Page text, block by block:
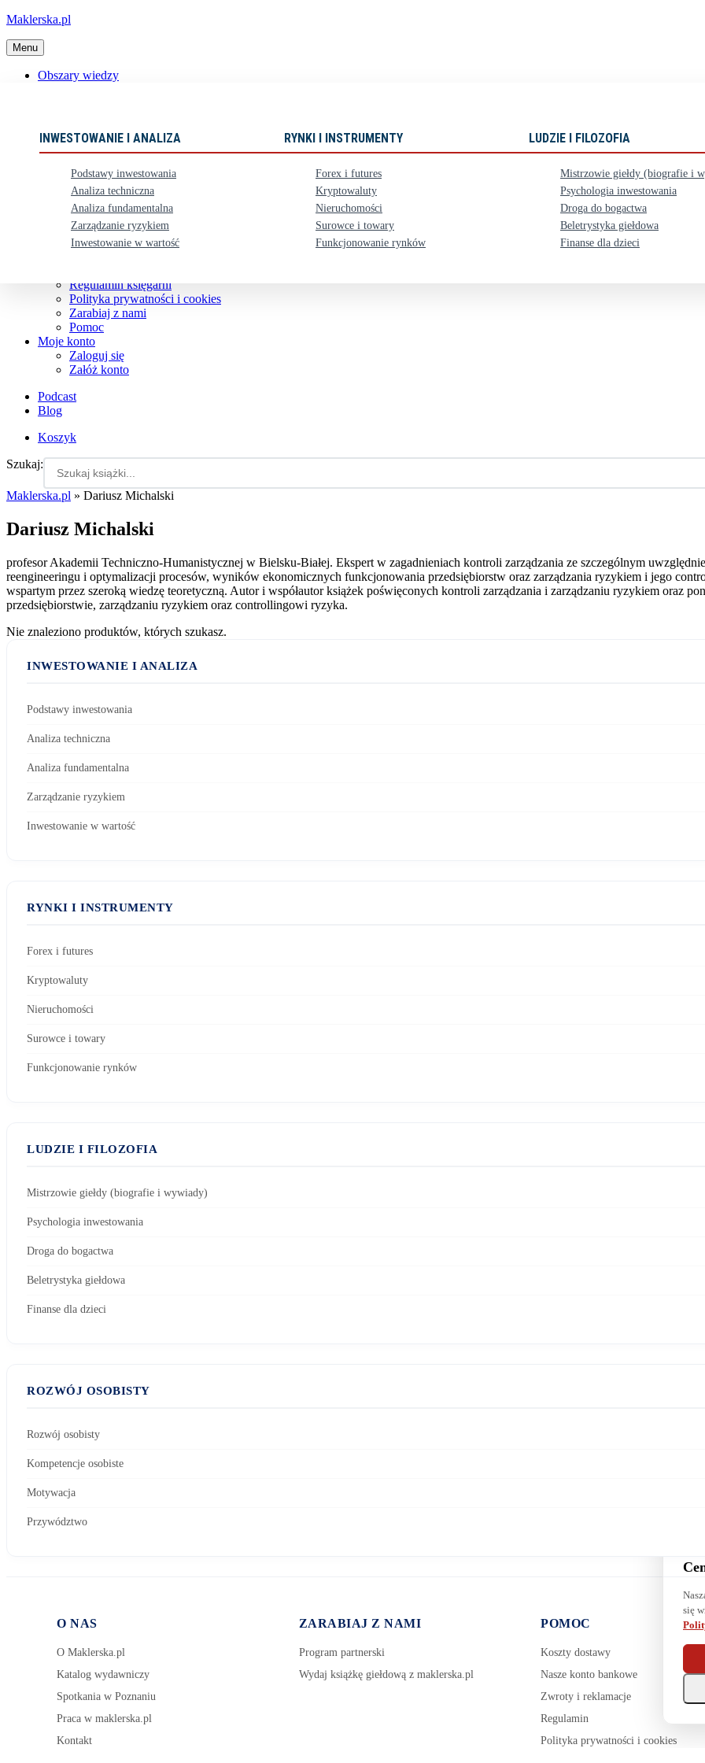
Maklerska.pl
Menu
Obszary wiedzy
INWESTOWANIE I ANALIZA
Podstawy inwestowania
Analiza techniczna
Analiza fundamentalna
Zarządzanie ryzykiem
Inwestowanie w wartość
RYNKI I INSTRUMENTY
Forex i futures
Kryptowaluty
Nieruchomości
Surowce i towary
Funkcjonowanie rynków
LUDZIE I FILOZOFIA
Mistrzowie giełdy (biografie i
Psychologia inwestowania
Droga do bogactwa
Beletrystyka giełdowa
Finanse dla dzieci
Ebooki
Karty upominkowe
⏳ Zapowiedzi
Obsługa klienta
Koszty dostawy
Nasze konto bankowe
Regulamin księgarni
Polityka prywatności i cookies
Zarabiaj z nami
Pomoc
Moje konto
Zaloguj się
Załóż konto
Podcast
Blog
Koszyk
Szukaj:
Maklerska.pl » Dariusz Michalski
Dariusz Michalski
profesor Akademii Techniczno-Humanistycznej w Bielsku-Białej. Ekspert w zagadnieniach kontroli zarządzania ze szczególnym
reengineeringu i optymalizacji procesów, wyników ekonomicznych funkcjonowania przedsiębiorstw oraz zarządzania ryzykiem i jego
wspartym przez szeroką wiedzę teoretyczną. Autor i współautor książek poświęconych kontroli zarządzania i zarządzaniu ryzykiem oraz
przedsiębiorstwie, zarządzaniu ryzykiem oraz controllingowi ryzyka.
Nie znaleziono produktów, których szukasz.
INWESTOWANIE I ANALIZA
Podstawy inwestowania
Analiza techniczna
Analiza fundamentalna
Zarządzanie ryzykiem
Inwestowanie w wartość
RYNKI I INSTRUMENTY
Forex i futures
Kryptowaluty
Nieruchomości
Surowce i towary
Funkcjonowanie rynków
LUDZIE I FILOZOFIA
Mistrzowie giełdy (biografie i wywiady)
Psychologia inwestowania
Droga do bogactwa
Beletrystyka giełdowa
Finanse dla dzieci
ROZWÓJ OSOBISTY
Rozwój osobisty
Kompetencje osobiste
Motywacja
Przywództwo
O NAS
O Maklerska.pl
Katalog wydawniczy
Spotkania w Poznaniu
Praca w maklerska.pl
Kontakt
ZARABIAJ Z NAMI
Program partnerski
Wydaj książkę giełdową z maklerska.pl
POMOC
Koszty dostawy
Nasze konto bankowe
Zwroty i reklamacje
Regulamin
Polityka prywatności i cookies
się